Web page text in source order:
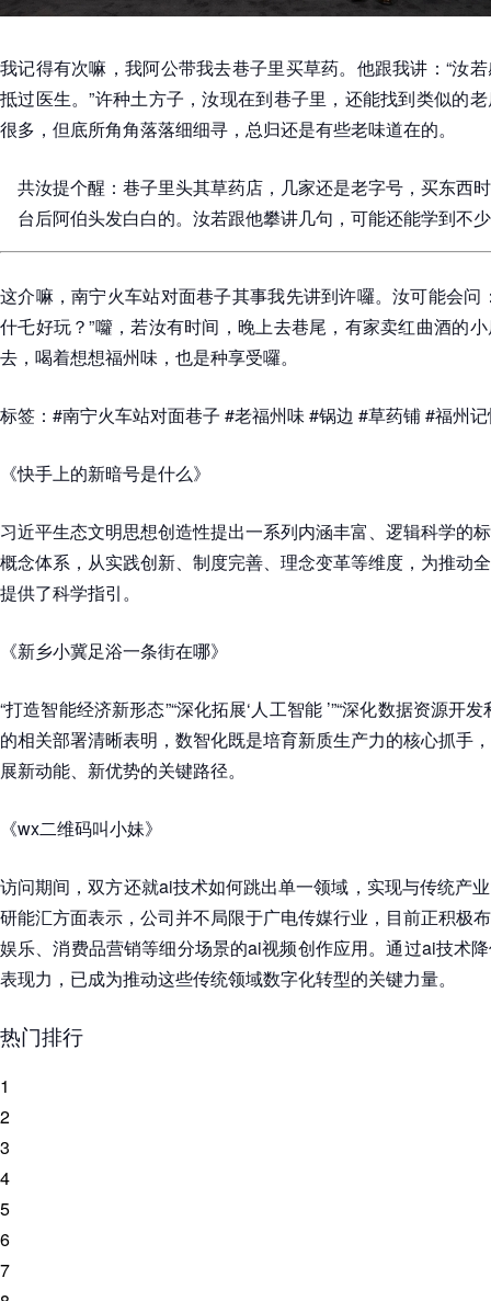
我记得有次嘛，我阿公带我去巷子里买草药。他跟我讲：“汝
抵过医生。”许种土方子，汝现在到巷子里，还能找到类似的
很多，但底所角角落落细细寻，总归还是有些老味道在的。
共汝提个醒：巷子里头其草药店，几家还是老字号，买东西
台后阿伯头发白白的。汝若跟他攀讲几句，可能还能学到不
这介嘛，南宁火车站对面巷子其事我先讲到许囉。汝可能会问
什乇好玩？”囖，若汝有时间，晚上去巷尾，有家卖红曲酒的
去，喝着想想福州味，也是种享受囉。
标签：#南宁火车站对面巷子 #老福州味 #锅边 #草药铺 #福州
《快手上的新暗号是什么》
习近平生态文明思想创造性提出一系列内涵丰富、逻辑科学的
概念体系，从实践创新、制度完善、理念变革等维度，为推动
提供了科学指引。
《新乡小冀足浴一条街在哪》
“打造智能经济新形态”“深化拓展‘人工智能 ’”“深化数据资源
的相关部署清晰表明，数智化既是培育新质生产力的核心抓手
展新动能、新优势的关键路径。
《wx二维码叫小妹》
访问期间，双方还就ai技术如何跳出单一领域，实现与传统产
研能汇方面表示，公司并不局限于广电传媒行业，目前正积极
娱乐、消费品营销等细分场景的ai视频创作应用。通过ai技术
表现力，已成为推动这些传统领域数字化转型的关键力量。
热门排行
1
2
3
4
5
6
7